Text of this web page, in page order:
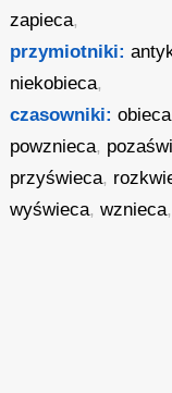
zapieca,
przymiotniki:
niekobieca,
czasowniki: obieca
powznieca,
przyświeca,
wyświeca,wznieca